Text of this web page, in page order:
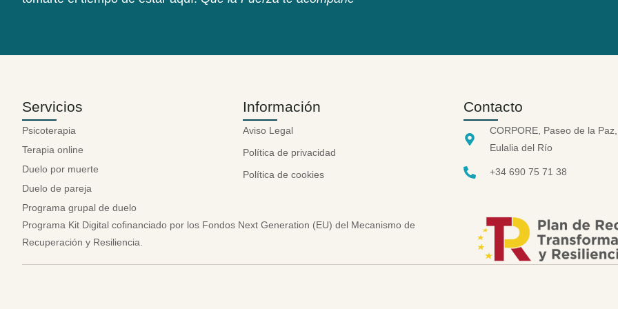
Servicios
Psicoterapia
Terapia online
Duelo por muerte
Duelo de pareja
Programa grupal de duelo
Información
Aviso Legal
Política de privacidad
Política de cookies
Contacto
CORPORE, Paseo de la
Eulalia del Río
+34 690 75 71 38
Programa Kit Digital cofinanciado por los Fondos Next Generation (EU) del Mecanismo de
Recuperación y Resiliencia.